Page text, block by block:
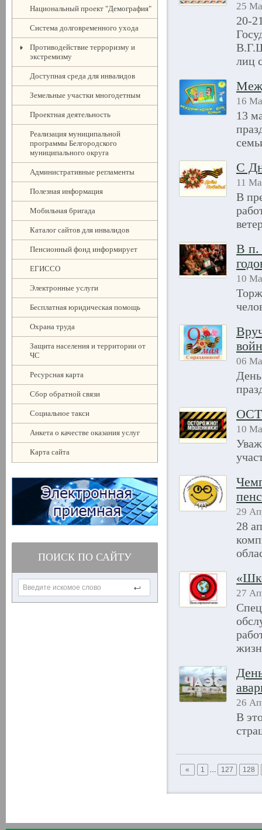
Национальный проект "Демография"
Система долговременного ухода
Противодействие терроризму и
экстремизму
Доступная среда для инвалидов
Земельные участки многодетным
Проектная деятельность
Реализация муниципальной
программы Белгородского
муниципального округа
Административные регламенты
Полезная информация
Мобильная бригада
Каталог сайтов для инвалидов
Пенсионный фонд информирует
ЕГИССО
Электронные услуги
Бесплатная юридическая помощь
Охрана труда
Защита населения и территории от
ЧС
Ресурсная карта
Сбор обратной связи
Социальное такси
Анкета о качестве оказания услуг
Карта сайта
ПОИСК ПО САЙТУ
25
20-
лиц
16
13
C
11
В
В п.
10
06
10
29
28
27
26
В
« 1 … 127 128